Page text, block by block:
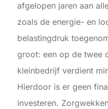
afgelopen jaren aan
zoals de energie- en
belastingdruk
groot: een op de twee
kleinbedrijf verdient
Hierdoor is er geen
investeren.